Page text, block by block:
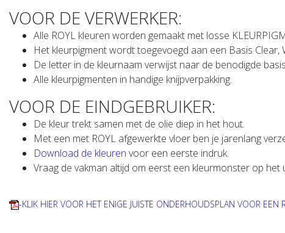
VOOR DE VERWERKER:
Alle ROYL kleuren worden gemaakt met losse
Het kleurpigment wordt toegevoegd aan een Basis Clear,
De letter in de kleurnaam verwijst naar de benodigde
Alle kleurpigmenten in handige knijpverpakking.
VOOR DE EINDGEBRUIKER:
De kleur trekt samen met de olie diep in het hout.
Met een met ROYL afgewerkte vloer ben je jarenlang
Download de kleuren voor een eerste indruk.
Vraag de vakman altijd om eerst een kleurmonster op
-KLIK HIER VOOR HET ENIGE JUISTE ONDERHOUDSPLAN VOOR EEN